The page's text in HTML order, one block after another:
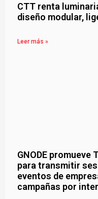
CTT renta
diseño modular,
Leer más »
GNODE promueve
para transmitir
eventos de
campañas por